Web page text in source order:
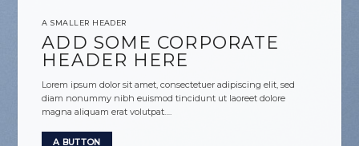
A SMALLER HEADER
ADD SOME CORPORATE
HEADER HERE
Lorem ipsum dolor sit amet, consectetuer adipiscing elit, sed
diam nonummy nibh euismod tincidunt ut laoreet dolore
magna aliquam erat volutpat….
A BUTTON